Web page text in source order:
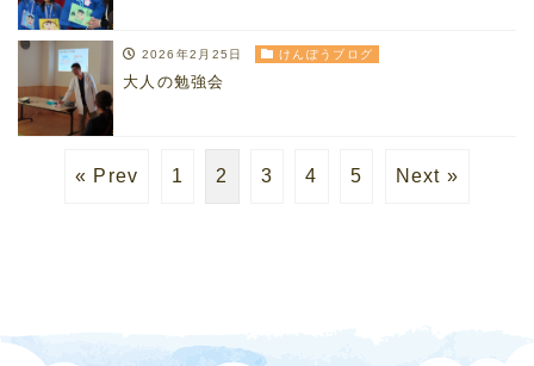
2026年2月25日 けんぽうブログ
大人の勉強会
« Prev 1 2 3 4 5 Next »